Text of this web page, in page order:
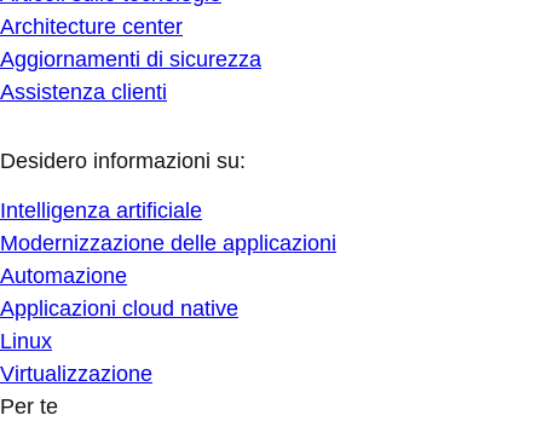
Architecture center
Aggiornamenti di sicurezza
Assistenza clienti
Desidero informazioni su:
Intelligenza artificiale
Modernizzazione delle applicazioni
Automazione
Applicazioni cloud native
Linux
Virtualizzazione
Per te